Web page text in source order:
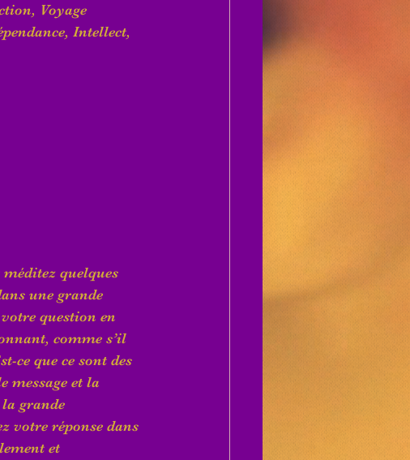
Voyage
Intellect,
quelques
une grande
question en
comme s’il
ce que ce sont des
message et la
grande
votre réponse dans
et